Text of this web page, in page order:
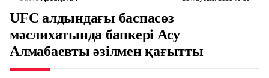
UFC алдындағы баспасөз
мәслихатында бапкері Асу
Алмабаевты әзілмен қағытты